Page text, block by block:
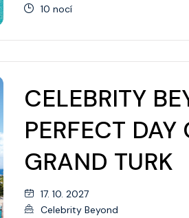
10 nocí
CELEBRITY
PERFECT
GRAND TURK
17. 10. 2027
Celebrity Beyond